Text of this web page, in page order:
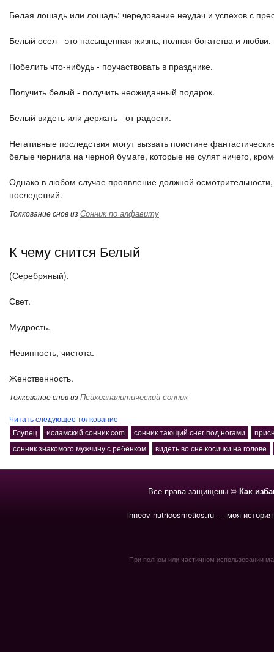
Белая лошадь или лошадь: чередование неудач и успехов с
Белый осел - это насыщенная жизнь, полная богатства и любви.
Побелить что-нибудь - поучаствовать в празднике.
Получить белый - получить неожиданный подарок.
Белый видеть или держать - от радости.
Негативные последствия могут вызвать поистине
белые чернила на черной бумаге, которые не сулят ничего,
Однако в любом случае проявление должной
последствий.
Толкование снов изСонник по алфавиту
К чему снится Белый
(Серебряный).
Свет.
Мудрость.
Невинность, чистота.
Женственность.
Толкование снов изПсихоаналитический сонник
Читать следующее толкование
Глупец
исламский сонник com сонник тающий снег под ногами
сонник знакомого мужчину с ребенком
видеть во сне косички на голове
Все права защищены © Как
inneov-nutricosmetics.ru — моя
При полном или частичном использовании